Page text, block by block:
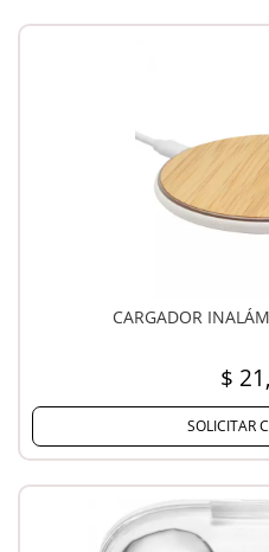
CARGADOR
$
SOLICITAR